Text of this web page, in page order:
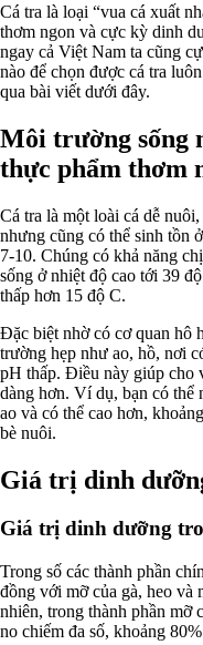
Cá tra là loại “vua cá xuất
thơm ngon và cực kỳ dinh
ngay cả Việt Nam ta cũng
nào để chọn được cá tra
qua bài viết dưới đây.
Môi trường sống
thực phẩm thơm
Cá tra là một loài cá dễ
nhưng cũng có thể sinh tồn
7-10. Chúng có khả năng
sống ở nhiệt độ cao tới 39
thấp hơn 15 độ C.
Đặc biệt nhờ có cơ quan hô
trường hẹp như ao, hồ, nơi
pH thấp. Điều này giúp cho
dàng hơn. Ví dụ, bạn có thể
ao và có thể cao hơn,
bè nuôi.
Giá trị dinh
Giá trị dinh dưỡng
Trong số các thành phần
đồng với mỡ của gà, heo và
nhiên, trong thành phần mỡ
no chiếm đa số, khoảng